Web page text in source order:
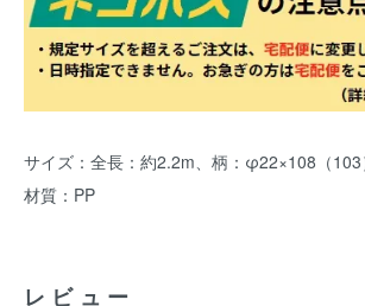
サイズ：全長：約2.2m、柄：φ22×108（103
材質：PP
レビュー